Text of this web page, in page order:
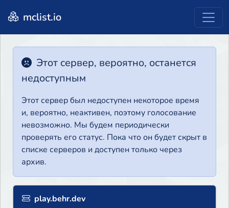
mclist.io
Этот сервер, вероятно, останется
недоступным
Этот сервер был недоступен некоторое время
и, вероятно, неактивен, поэтому голосование
невозможно. Мы будем периодически
проверять его статус. Пока что он будет скрыт в
списке серверов и доступен только через
архив.
play.behr.dev